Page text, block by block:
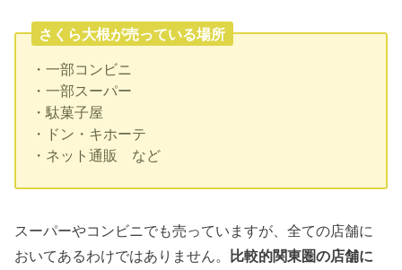
さくら大根が売っている場所
・一部コンビニ
・一部スーパー
・駄菓子屋
・ドン・キホーテ
・ネット通販 など
スーパーやコンビニでも売っていますが、全ての店舗に
おいてあるわけではありません。
比較的関東圏の店舗に